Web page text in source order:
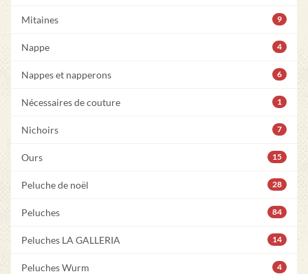
Mitaines 9
Nappe 4
Nappes et napperons 6
Nécessaires de couture 1
Nichoirs 7
Ours 15
Peluche de noël 28
Peluches 84
Peluches LA GALLERIA 14
Peluches Wurm 4